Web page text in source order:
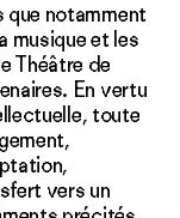
que notamment
musique et les
Théâtre de
En vertu
toute
vers un